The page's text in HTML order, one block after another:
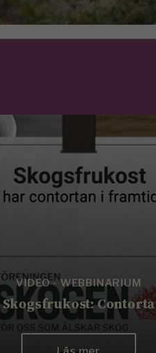
VIDEO - WEBBINARIUM
Skogsfrukost: Contorta